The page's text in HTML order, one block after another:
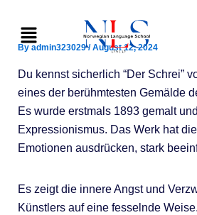
content
Menu
By admin323029/August 12, 2024
Du kennst sicherlich “Der Schrei”
eines der berühmtesten Gemälde
Es wurde erstmals 1893 gemalt
Expressionismus. Das Werk hat
Emotionen ausdrücken, stark
Es zeigt die innere Angst und
Künstlers auf eine fesselnde